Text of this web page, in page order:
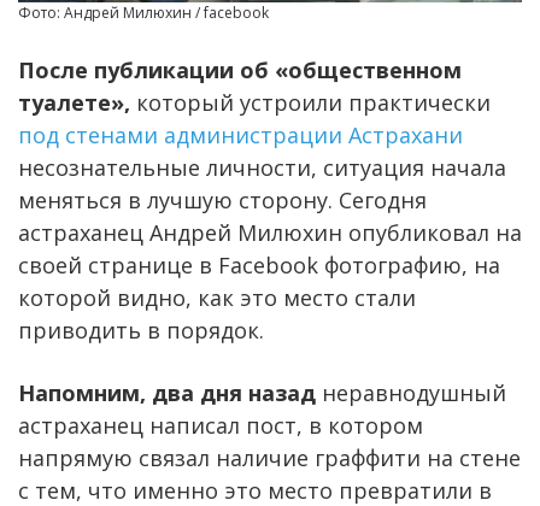
Фото: Андрей Милюхин / facebook
После публикации об «общественном
туалете», который устроили практически
под стенами администрации Астрахани
несознательные личности, ситуация начала
меняться в лучшую сторону. Сегодня
астраханец Андрей Милюхин опубликовал на
своей странице в Facebook фотографию, на
которой видно, как это место стали
приводить в порядок.
Напомним, два дня назад неравнодушный
астраханец написал пост, в котором
напрямую связал наличие граффити на стене
с тем, что именно это место превратили в